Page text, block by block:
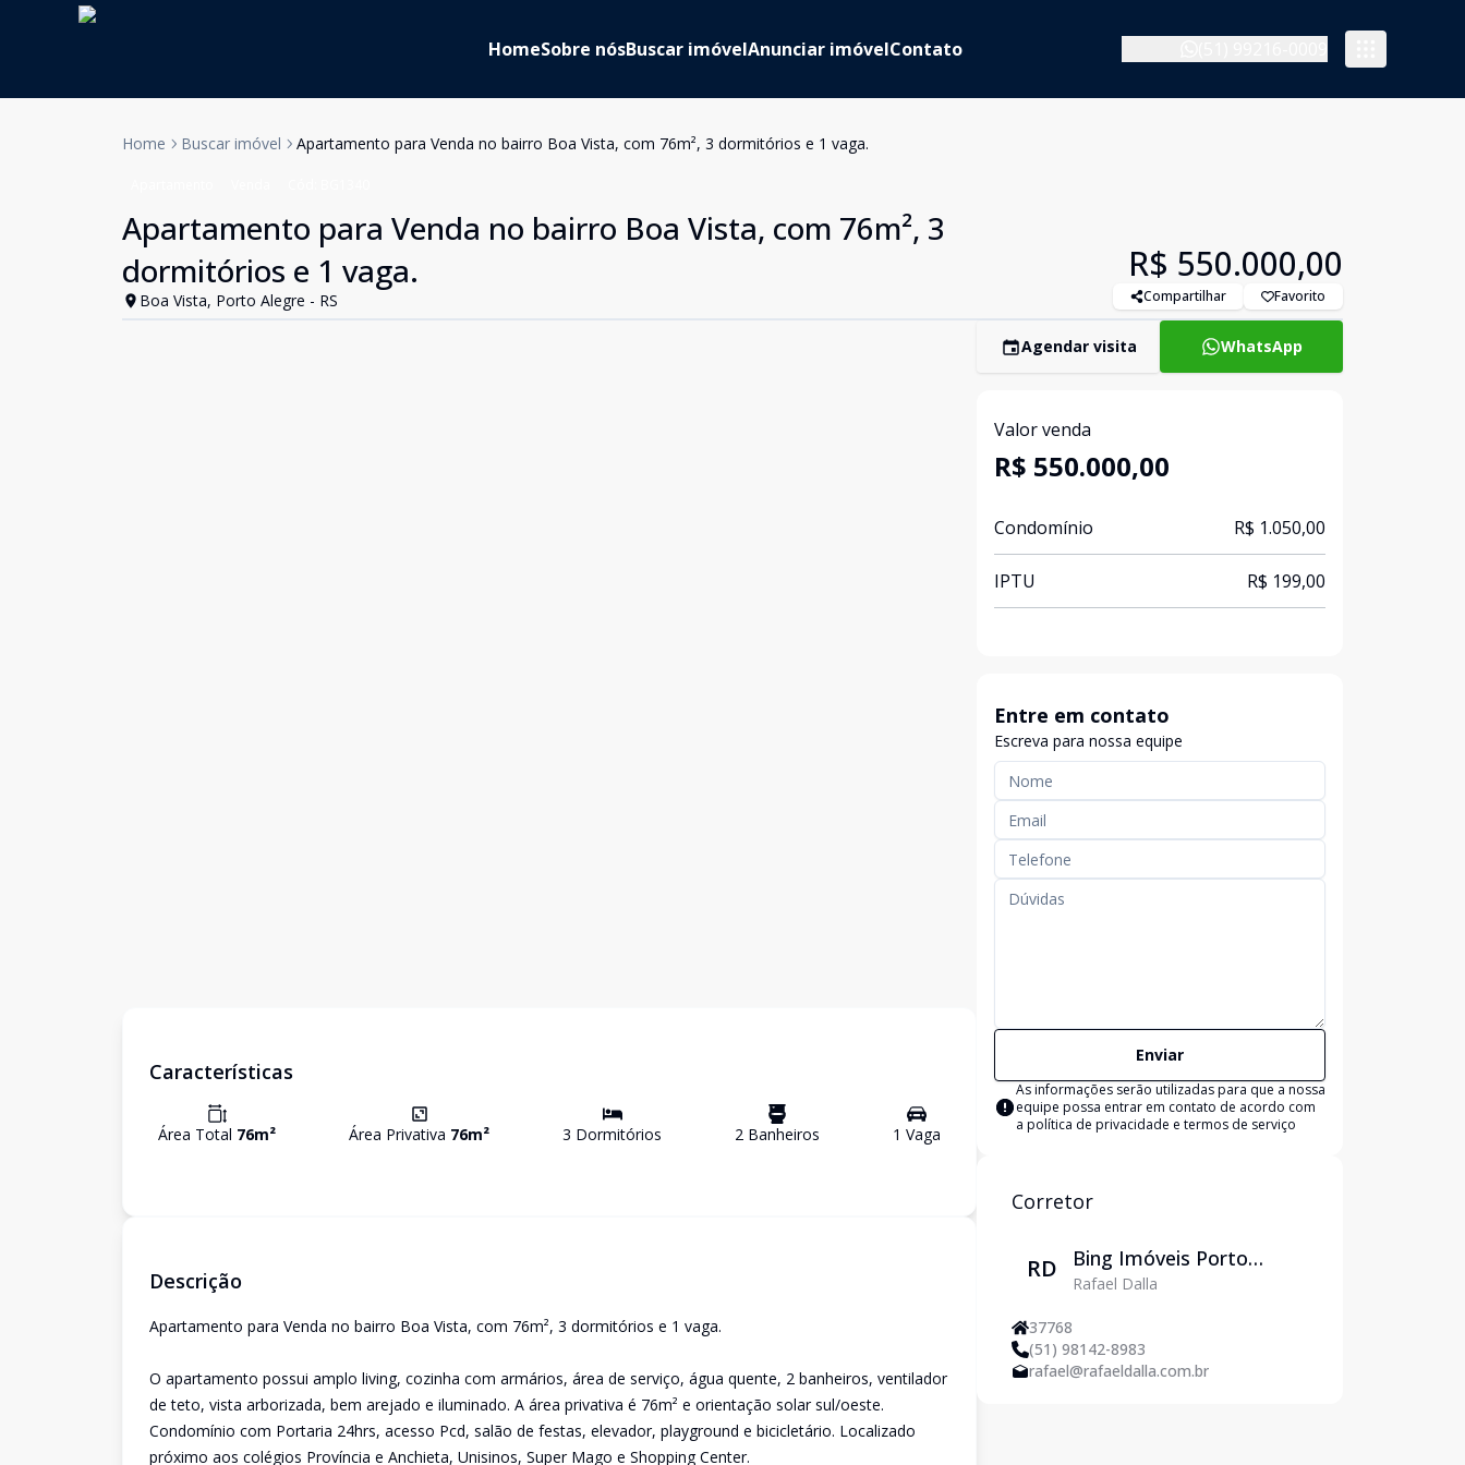
HomeSobre nósBuscar imóvelAnunciar imóvelContato
Home Buscar imóvel Apartamento para Venda no bairro Boa Vista, com 76m², 3 dormitórios e 1 vaga.
Apartamento para Venda no bairro Boa Vista, com 76m², 3
dormitórios e 1 vaga.
Boa Vista, Porto Alegre - RS
R$ 550.000,00
Compartilhar Favorito
Características
Área Total 76m² Área Privativa 76m² 3 Dormitórios 2 Banheiros 1 Vaga
Descrição
Apartamento para Venda no bairro Boa Vista, com 76m², 3 dormitórios e 1 vaga.
O apartamento possui amplo living, cozinha com armários, área de serviço, água quente, 2 banheiros, ventilador
de teto, vista arborizada, bem arejado e iluminado. A área privativa é 76m² e orientação solar sul/oeste.
Condomínio com Portaria 24hrs, acesso Pcd, salão de festas, elevador, playground e bicicletário. Localizado
próximo aos colégios Província e Anchieta, Unisinos, Super Mago e Shopping Center.
Agendar visita WhatsApp
Valor venda
R$ 550.000,00
Condomínio R$ 1.050,00
IPTU R$ 199,00
Entre em contato
Escreva para nossa equipe
Enviar
As informações serão utilizadas para que a nossa
equipe possa entrar em contato de acordo com
a política de privacidade e termos de serviço
Corretor
RD
Bing Imóveis Porto
Alegre
Rafael Dalla
37768
(51) 98142-8983
rafael@rafaeldalla.com.br